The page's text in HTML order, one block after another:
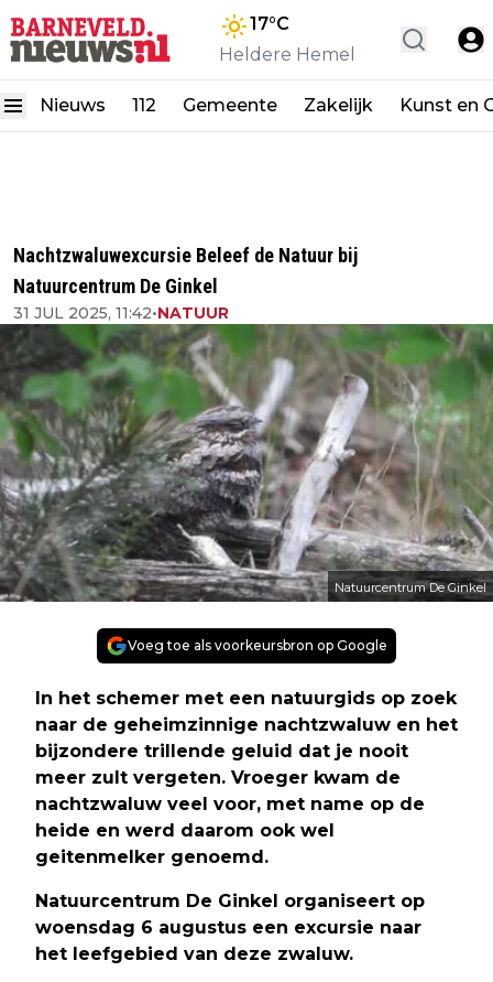
17°C
Heldere Hemel
Nieuws 112 Gemeente Zakelijk Kunst en
Nachtzwaluwexcursie Beleef de Natuur bij
Natuurcentrum De Ginkel
31 JUL 2025, 11:42•NATUUR
Natuurcentrum De Ginkel
Voeg toe als voorkeursbron op Google
In het schemer met een natuurgids op zoek
naar de geheimzinnige nachtzwaluw en het
bijzondere trillende geluid dat je nooit
meer zult vergeten. Vroeger kwam de
nachtzwaluw veel voor, met name op de
heide en werd daarom ook wel
geitenmelker genoemd.
Natuurcentrum De Ginkel organiseert op
woensdag 6 augustus een excursie naar
het leefgebied van deze zwaluw.